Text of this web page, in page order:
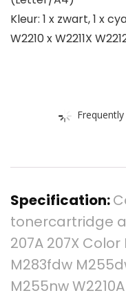
Kleur: 1 x zwart, 1 x
W2210 x W2211X
Specification:
tonercartridge
207A 207X
M283fdw
M255nw W2210A